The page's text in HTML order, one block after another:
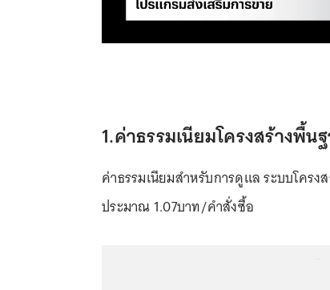
1.ค่าธรรมเนียมโครงสร้างพื้
ค่าธรรมเนียมสำหรับการดูแล ระบบโคร
ประมาณ 1.07บาท/คำสั่งซื้อ